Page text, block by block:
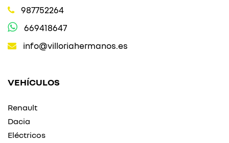
987752264
669418647
info@villoriahermanos.es
VEHÍCULOS
Renault
Dacia
Eléctricos